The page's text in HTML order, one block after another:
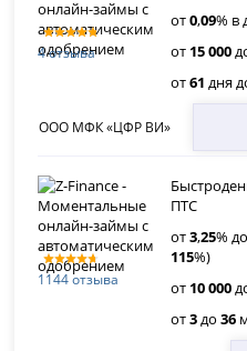
4 отзыва
от0,09% в
от 15 000
от61 дня
ООО МФК «ЦФР ВИ»
1144 отзыва
ПТС
от3,25%
115%)
от 10 000
от3до36